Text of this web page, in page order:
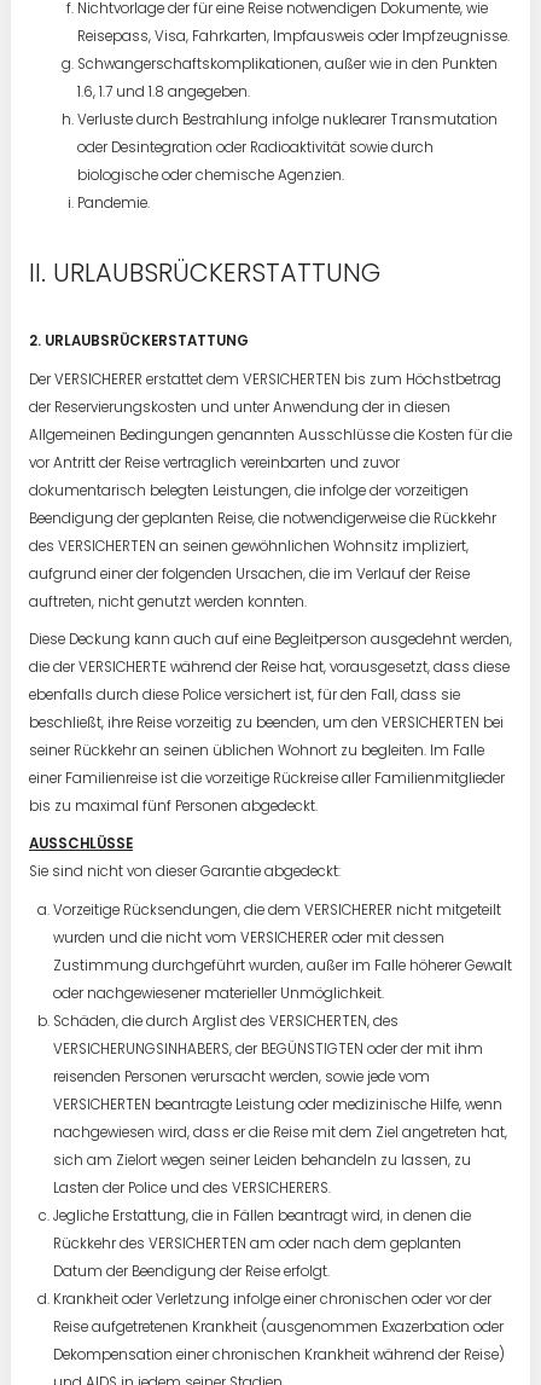
Nichtvorlage der für eine Reise notwendigen Dokumente, wie
Reisepass, Visa, Fahrkarten, Impfausweis oder Impfzeugnisse.
Schwangerschaftskomplikationen, außer wie in den Punkten
1.6, 1.7 und 1.8 angegeben.
Verluste durch Bestrahlung infolge nuklearer Transmutation
oder Desintegration oder Radioaktivität sowie durch
biologische oder chemische Agenzien.
Pandemie.
URLAUBSRÜCKERSTATTUNG
2. URLAUBSRÜCKERSTATTUNG
Der VERSICHERER erstattet dem VERSICHERTEN bis zum Höchstbetrag
der Reservierungskosten und unter Anwendung der in diesen
Allgemeinen Bedingungen genannten Ausschlüsse die Kosten für die
vor Antritt der Reise vertraglich vereinbarten und zuvor
dokumentarisch belegten Leistungen, die infolge der vorzeitigen
Beendigung der geplanten Reise, die notwendigerweise die Rückkehr
des VERSICHERTEN an seinen gewöhnlichen Wohnsitz impliziert,
aufgrund einer der folgenden Ursachen, die im Verlauf der Reise
auftreten, nicht genutzt werden konnten.
Diese Deckung kann auch auf eine Begleitperson ausgedehnt werden,
die der VERSICHERTE während der Reise hat, vorausgesetzt, dass diese
ebenfalls durch diese Police versichert ist, für den Fall, dass sie
beschließt, ihre Reise vorzeitig zu beenden, um den VERSICHERTEN bei
seiner Rückkehr an seinen üblichen Wohnort zu begleiten. Im Falle
einer Familienreise ist die vorzeitige Rückreise aller Familienmitglieder
bis zu maximal fünf Personen abgedeckt.
AUSSCHLÜSSE
Sie sind nicht von dieser Garantie abgedeckt:
Vorzeitige Rücksendungen, die dem VERSICHERER nicht mitgeteilt
wurden und die nicht vom VERSICHERER oder mit dessen
Zustimmung durchgeführt wurden, außer im Falle höherer Gewalt
oder nachgewiesener materieller Unmöglichkeit.
Schäden, die durch Arglist des VERSICHERTEN, des
VERSICHERUNGSINHABERS, der BEGÜNSTIGTEN oder der mit ihm
reisenden Personen verursacht werden, sowie jede vom
VERSICHERTEN beantragte Leistung oder medizinische Hilfe, wenn
nachgewiesen wird, dass er die Reise mit dem Ziel angetreten hat,
sich am Zielort wegen seiner Leiden behandeln zu lassen, zu
Lasten der Police und des VERSICHERERS.
Jegliche Erstattung, die in Fällen beantragt wird, in denen die
Rückkehr des VERSICHERTEN am oder nach dem geplanten
Datum der Beendigung der Reise erfolgt.
Krankheit oder Verletzung infolge einer chronischen oder vor der
Reise aufgetretenen Krankheit (ausgenommen Exazerbation oder
Dekompensation einer chronischen Krankheit während der Reise)